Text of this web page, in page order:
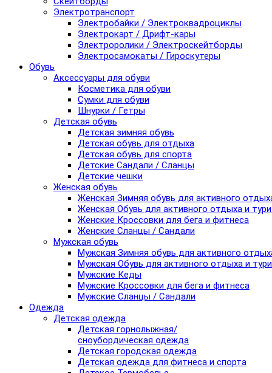
Электротранспорт
Электробайки / Электроквадроциклы
Электрокарт / Дрифт-кары
Электроролики / Электроскейтборды
Электросамокаты / Гироскутеры
Обувь
Аксессуары для обуви
Косметика для обуви
Сумки для обуви
Шнурки / Гетры
Детская обувь
Детская зимняя обувь
Детская обувь для отдыха
Детская обувь для спорта
Детские Сандали / Сланцы
Детские чешки
Женская обувь
Женская Зимняя обувь для активного
Женская Обувь для активного отдыха и
Женские Кроссовки для бега и фитнеса
Женские Сланцы / Сандали
Мужская обувь
Мужская Зимняя обувь для активного
Мужская Обувь для активного отдыха и
Мужские Кеды
Мужские Кроссовки для бега и фитнеса
Мужские Сланцы / Сандали
Одежда
Детская одежда
Детская горнолыжная/
сноубордическая одежда
Детская городская одежда
Детская одежда для фитнеса и спорта